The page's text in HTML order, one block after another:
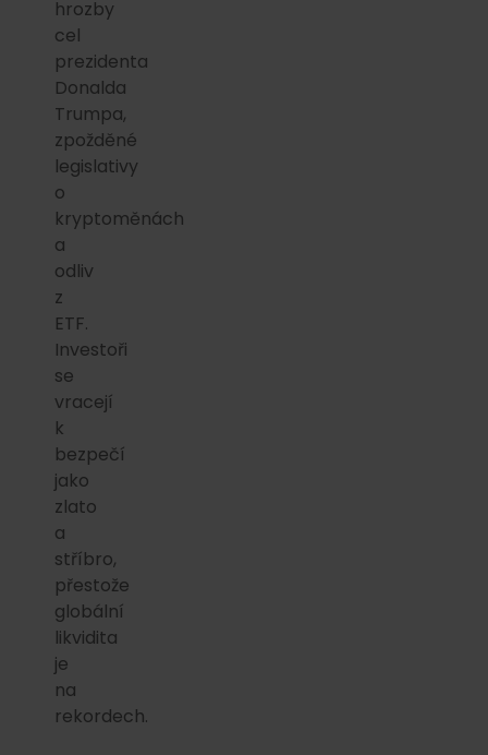
hrozby
cel
prezidenta
Donalda
Trumpa,
zpožděné
legislativy
o
kryptoměnách
a
odliv
z
ETF.
Investoři
se
vracejí
k
bezpečí
jako
zlato
a
stříbro,
přestože
globální
likvidita
je
na
rekordech.